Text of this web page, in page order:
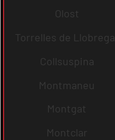
Olost
Torrelles de
Collsuspina
Montmaneu
Montgat
Montclar